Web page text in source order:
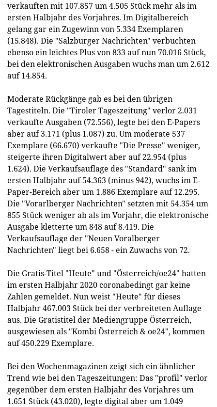
verkauften mit 107.857 um 4.505 Stück mehr als im
ersten Halbjahr des Vorjahres. Im Digitalbereich
gelang gar ein Zugewinn von 5.334 Exemplaren
(15.848). Die "Salzburger Nachrichten" verbuchten
ebenso ein leichtes Plus von 833 auf nun 70.016 Stück,
bei den elektronischen Ausgaben wuchs man um 2.612
auf 14.854.
Moderate Rückgänge gab es bei den übrigen
Tagestiteln. Die "Tiroler Tageszeitung" verlor 2.031
verkaufte Ausgaben (72.556), legte bei den E-Papers
aber auf 3.171 (plus 1.087) zu. Um moderate 537
Exemplare (66.670) verkaufte "Die Presse" weniger,
steigerte ihren Digitalwert aber auf 22.954 (plus
1.624). Die Verkaufsauflage des "Standard" sank im
ersten Halbjahr auf 54.363 (minus 942), wuchs im E-
Paper-Bereich aber um 1.886 Exemplare auf 12.295.
Die "Vorarlberger Nachrichten" setzten mit 54.354 um
855 Stück weniger ab als im Vorjahr, die elektronische
Ausgabe kletterte um 848 auf 8.419. Die
Verkaufsauflage der "Neuen Voralberger
Nachrichten" liegt bei 6.658 - ein Zuwachs von 72.
Die Gratis-Titel "Heute" und "Österreich/oe24" hatten
im ersten Halbjahr 2020 coronabedingt gar keine
Zahlen gemeldet. Nun weist "Heute" für dieses
Halbjahr 467.003 Stück bei der verbreiteten Auflage
aus. Die Gratistitel der Mediengruppe Österreich,
ausgewiesen als "Kombi Österreich & oe24", kommen
auf 450.229 Exemplare.
Bei den Wochenmagazinen zeigt sich ein ähnlicher
Trend wie bei den Tageszeitungen: Das "profil" verlor
gegenüber dem ersten Halbjahr des Vorjahres um
1.651 Stück (43.020), legte digital aber um 1.049